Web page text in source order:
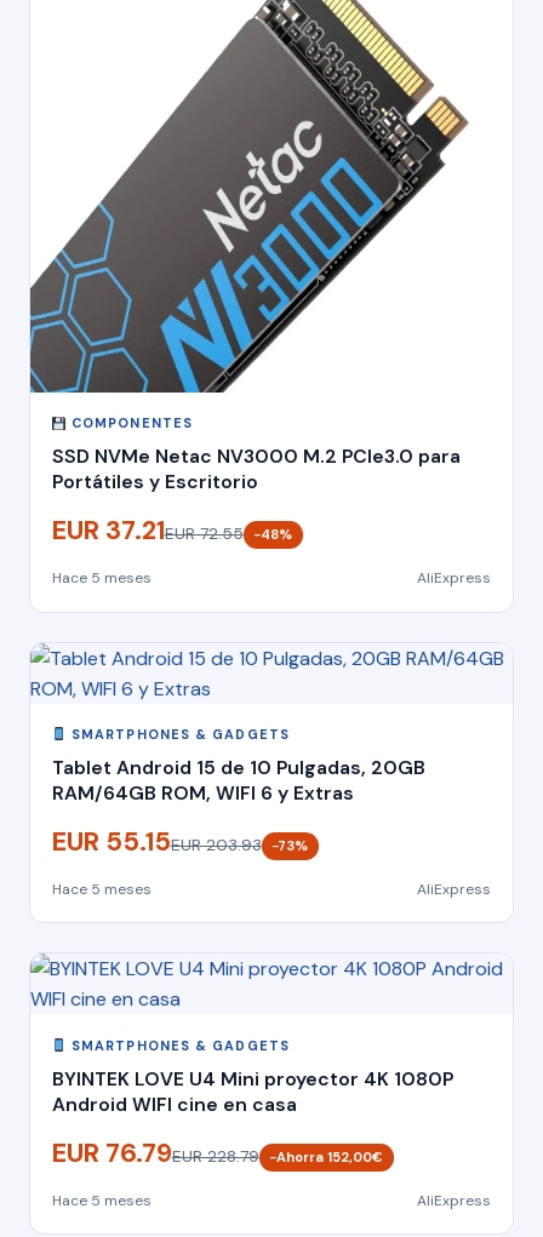
COMPONENTES
SSD NVMe Netac NV3000 M.2 PCIe3.0 para
Portátiles y Escritorio
EUR 37.21EUR 72.55 −48%
Hace 5 meses AliExpress
SMARTPHONES & GADGETS
Tablet Android 15 de 10 Pulgadas, 20GB
RAM/64GB ROM, WIFI 6 y Extras
EUR 55.15EUR 203.93 −73%
Hace 5 meses AliExpress
SMARTPHONES & GADGETS
BYINTEK LOVE U4 Mini proyector 4K 1080P
Android WIFI cine en casa
EUR 76.79EUR 228.79 −Ahorra 152,00€
Hace 5 meses AliExpress